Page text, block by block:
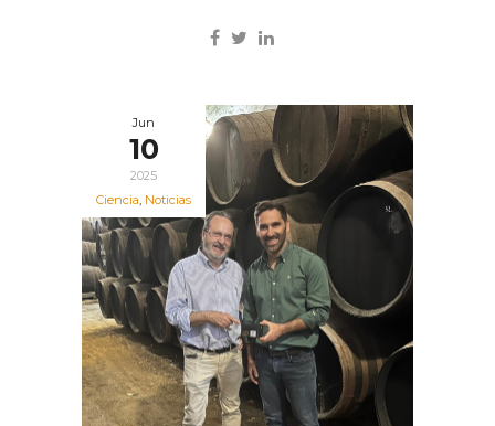
Jun
10
2025
Ciencia, Noticias